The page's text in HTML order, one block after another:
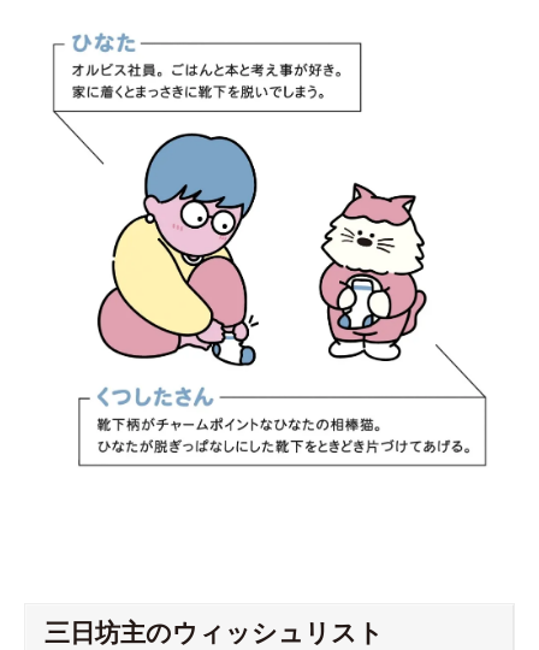
三日坊主のウィッシュリスト